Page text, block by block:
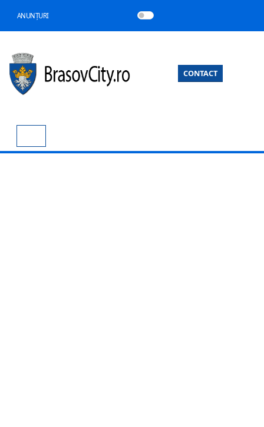
ANUNȚURI
CONTACT